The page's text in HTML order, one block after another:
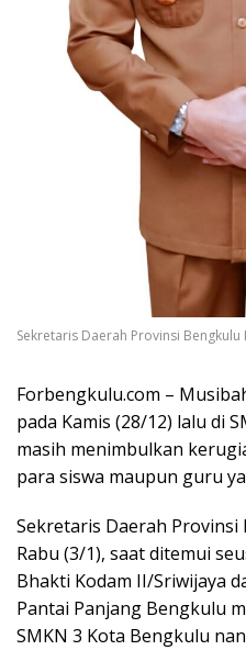
Sekretaris Daerah Provinsi
Forbengkulu.com –
pada Kamis (28/12) lalu di
masih menimbulkan
para siswa maupun guru
Sekretaris Daerah Provinsi
Rabu (3/1), saat ditemui
Bhakti Kodam II/Sriwijaya
Pantai Panjang Bengkulu
SMKN 3 Kota Bengkulu